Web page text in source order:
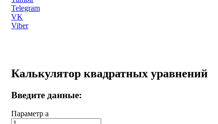
Telegram
VK
Viber
Калькулятор квадратных уравнений
Введите данные:
Параметр a